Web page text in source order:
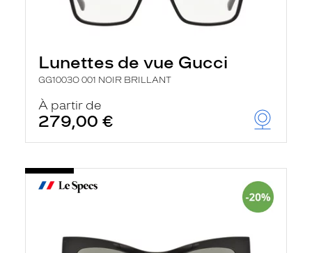
Lunettes de vue Gucci
GG1003O 001 NOIR BRILLANT
À partir de
279,00 €